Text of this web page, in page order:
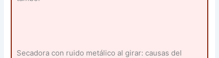
Secadora con ruido metálico al girar: causas del